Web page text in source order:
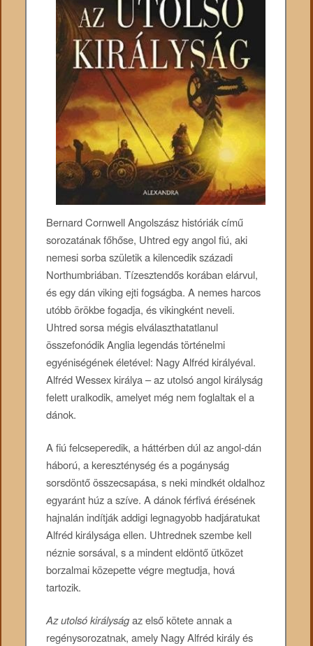
Bernard ​Cornwell Angolszász históriák című
sorozatának főhőse, Uhtred egy angol fiú, aki
nemesi sorba születik a kilencedik századi
Northumbriában. Tízesztendős korában elárvul,
és egy dán viking ejti fogságba. A nemes harcos
utóbb örökbe fogadja, és vikingként neveli.
Uhtred sorsa mégis elválaszthatatlanul
összefonódik Anglia legendás történelmi
egyéniségének életével: Nagy Alfréd királyéval.
Alfréd Wessex királya – az utolsó angol királyság
felett uralkodik, amelyet még nem foglaltak el a
dánok.
A fiú felcseperedik, a háttérben dúl az angol-dán
háború, a kereszténység és a pogányság
sorsdöntő összecsapása, s neki mindkét oldalhoz
egyaránt húz a szíve. A dánok férfivá érésének
hajnalán indítják addigi legnagyobb hadjáratukat
Alfréd királysága ellen. Uhtrednek szembe kell
néznie sorsával, s a mindent eldöntő ütközet
borzalmai közepette végre megtudja, hová
tartozik.
Az utolsó királyságaz első kötete annak a
regénysorozatnak, amely Nagy Alfréd király és